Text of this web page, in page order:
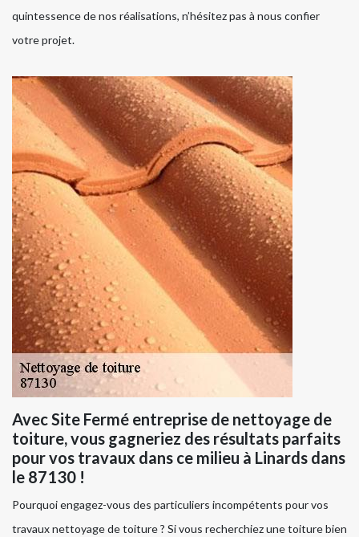
quintessence de nos réalisations, n’hésitez pas à nous confier
votre projet.
Avec Site Fermé entreprise de nettoyage de
toiture, vous gagneriez des résultats parfaits
pour vos travaux dans ce milieu à Linards dans
le 87130 !
Pourquoi engagez-vous des particuliers incompétents pour vos
travaux nettoyage de toiture ? Si vous recherchiez une toiture bien